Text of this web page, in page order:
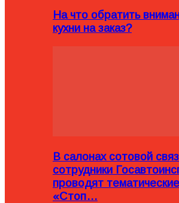
На что обратить
кухни на заказ?
В салонах сотовой
сотрудники
проводят
«Стоп…